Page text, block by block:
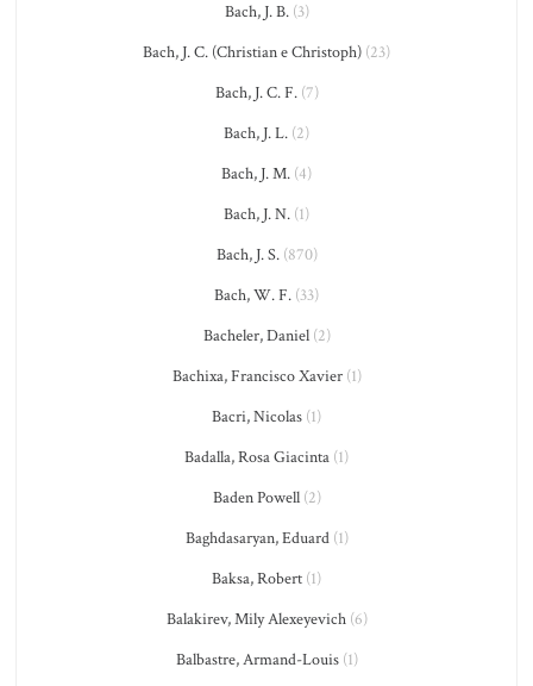
Bach, J. B.(3)
Bach, J. C. (Christian e Christoph) (23)
Bach, J. C. F.(7)
Bach, J. L. (2)
Bach, J. M. (4)
Bach, J. N. (1)
Bach, J. S.(870)
Bach, W. F. (33)
Bacheler, Daniel(2)
Bachixa, Francisco Xavier(1)
Bacri, Nicolas (1)
Badalla, Rosa Giacinta (1)
Baden Powell(2)
Baghdasaryan, Eduard(1)
Baksa, Robert (1)
Balakirev, Mily Alexeyevich(6)
Balbastre, Armand-Louis(1)